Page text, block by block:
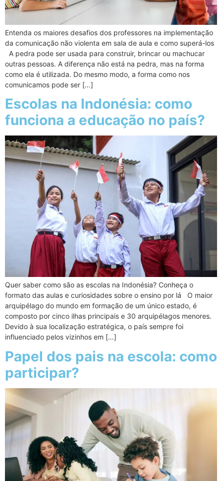
Entenda os maiores desafios dos professores na implementação
da comunicação não violenta em sala de aula e como superá-los
A pedra pode ser usada para construir, brincar ou machucar
outras pessoas. A diferença não está na pedra, mas na forma
como ela é utilizada. Do mesmo modo, a forma como nos
comunicamos pode ser […]
Escolas na Indonésia: como
funciona a educação no país?
Quer saber como são as escolas na Indonésia? Conheça o
formato das aulas e curiosidades sobre o ensino por lá O maior
arquipélago do mundo em formação de um único estado, é
composto por cinco ilhas principais e 30 arquipélagos menores.
Devido à sua localização estratégica, o país sempre foi
influenciado pelos vizinhos em […]
Papel dos pais na escola: como
participar?